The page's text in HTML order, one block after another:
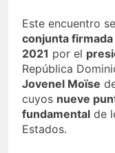
Este encuentro
conjunta firmada
2021 por el
República
Jovenel Moïse
cuyos nueve
fundamental de
Estados.